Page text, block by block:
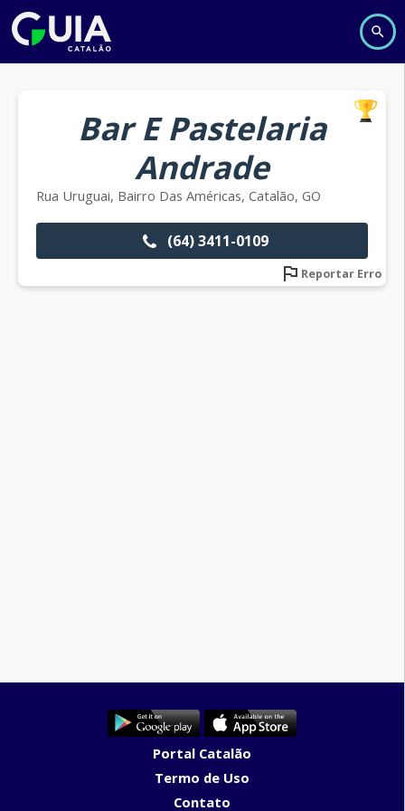
Bar E Pastelaria
Andrade
Rua Uruguai, Bairro Das Américas, Catalão, GO
(64) 3411-0109
Reportar Erro
Portal Catalão
Termo de Uso
Contato